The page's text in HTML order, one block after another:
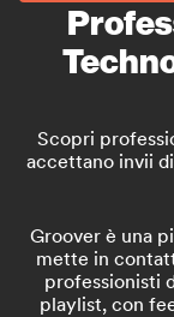
Scopri
accettano invii
Groover è una
mette in
professionisti
playlist, con